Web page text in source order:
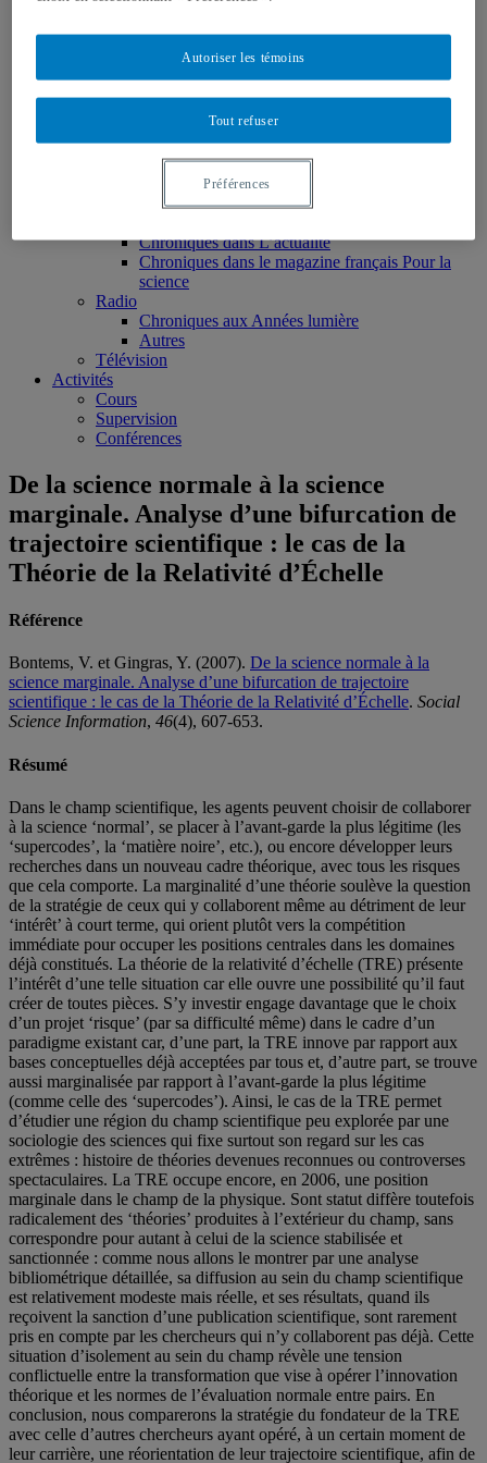
Distinctions et prix
Monographies
Articles scientifiques
Chapitres de livres
Rapports et notes de recherche
Presse écrite
Chroniques dans L’actualité
Chroniques dans le magazine français Pour la
science
Radio
Chroniques aux Années lumière
Autres
Télévision
Activités
Cours
Supervision
Conférences
De la science normale à la science
marginale. Analyse d’une bifurcation de
trajectoire scientifique : le cas de la
Théorie de la Relativité d’Échelle
Référence
Bontems, V. et Gingras, Y. (2007). De la science normale à la
science marginale. Analyse d’une bifurcation de trajectoire
scientifique : le cas de la Théorie de la Relativité d’Échelle. Social
Science Information, 46(4), 607-653.
Résumé
Dans le champ scientifique, les agents peuvent choisir de collaborer
à la science ‘normal’, se placer à l’avant-garde la plus légitime (les
‘supercodes’, la ‘matière noire’, etc.), ou encore développer leurs
recherches dans un nouveau cadre théorique, avec tous les risques
que cela comporte. La marginalité d’une théorie soulève la question
de la stratégie de ceux qui y collaborent même au détriment de leur
‘intérêt’ à court terme, qui orient plutôt vers la compétition
immédiate pour occuper les positions centrales dans les domaines
déjà constitués. La théorie de la relativité d’échelle (TRE) présente
l’intérêt d’une telle situation car elle ouvre une possibilité qu’il faut
créer de toutes pièces. S’y investir engage davantage que le choix
d’un projet ‘risque’ (par sa difficulté même) dans le cadre d’un
paradigme existant car, d’une part, la TRE innove par rapport aux
bases conceptuelles déjà acceptées par tous et, d’autre part, se trouve
aussi marginalisée par rapport à l’avant-garde la plus légitime
(comme celle des ‘supercodes’). Ainsi, le cas de la TRE permet
d’étudier une région du champ scientifique peu explorée par une
sociologie des sciences qui fixe surtout son regard sur les cas
extrêmes : histoire de théories devenues reconnues ou controverses
spectaculaires. La TRE occupe encore, en 2006, une position
marginale dans le champ de la physique. Sont statut diffère toutefois
radicalement des ‘théories’ produites à l’extérieur du champ, sans
correspondre pour autant à celui de la science stabilisée et
sanctionnée : comme nous allons le montrer par une analyse
bibliométrique détaillée, sa diffusion au sein du champ scientifique
est relativement modeste mais réelle, et ses résultats, quand ils
reçoivent la sanction d’une publication scientifique, sont rarement
pris en compte par les chercheurs qui n’y collaborent pas déjà. Cette
situation d’isolement au sein du champ révèle une tension
conflictuelle entre la transformation que vise à opérer l’innovation
théorique et les normes de l’évaluation normale entre pairs. En
conclusion, nous comparerons la stratégie du fondateur de la TRE
avec celle d’autres chercheurs ayant opéré, à un certain moment de
leur carrière, une réorientation de leur trajectoire scientifique, afin de
Tout refuser
Autoriser les témoins
Préférences